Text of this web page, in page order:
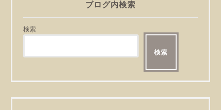
ブログ内検索
検索
検索